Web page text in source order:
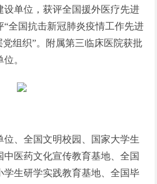
设单位，获评全国援外医疗先进
全国抗击新冠肺炎疫情工作先进
组织”。附属第三临床医院获批
。
位、全国文明校园、国家大学生
医药文化宣传教育基地、全国
学生研学实践教育基地、全国毕